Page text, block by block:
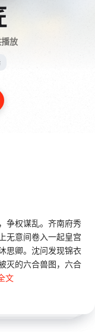
放
权谋乱。齐南府秀
无意间卷入一起皇宫
思卿。沈问发现锦衣
灭的六合兽图，六合
文